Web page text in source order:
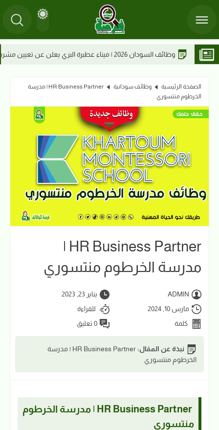
وظائف
الصفحة الرئيسية وظائف سودانية
HR Business Partner | مدرسة
الخرطوم منتسوري
HR Business Partner |
مدرسة الخرطوم منتسوري
ADMIN
يناير 23, 2023
مارس 10, 2024
للقراءة
كلمة
0 تعليق
نبذة عن المقال:
HR Business Partner | مدرسة
الخرطوم منتسوري
HR Business Partner | مدرسة الخرطوم
منتسوري